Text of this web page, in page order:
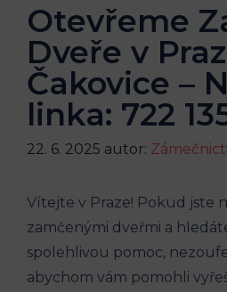
Otevřeme
Dveře v
Čakovice –
linka: 722
22. 6. 2025 autor:
Vítejte v Praze! Pokud jste
zamčenými dveřmi a
spolehlivou pomoc,
abychom vám pomohli⁤